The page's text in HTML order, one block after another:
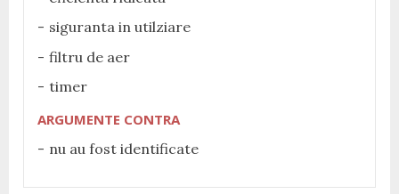
siguranta in utilziare
filtru de aer
timer
ARGUMENTE CONTRA
nu au fost identificate